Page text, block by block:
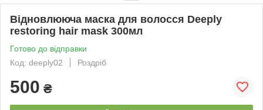
Відновлююча маска для волосся Deeply
restoring hair mask 300мл
Готово до відправки
Код: deeply02
Роздріб
500 ₴